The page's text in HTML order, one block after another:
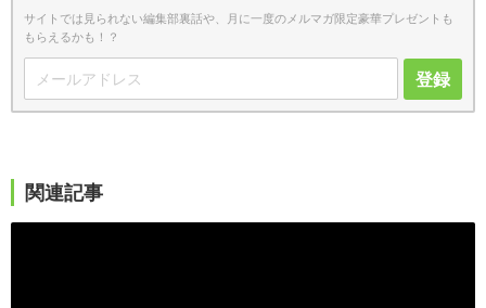
サイトでは見られない編集部裏話や、月に一度のメルマガ限定豪華プレゼントも
もらえるかも！？
登録
関連記事